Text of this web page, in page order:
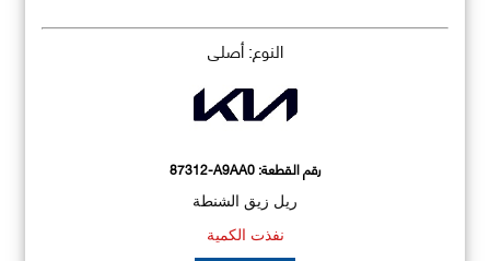
النوع: أصلي
رقم القطعة:87312-A9AA0
ريل زيق الشنطة
نفذت الكمية